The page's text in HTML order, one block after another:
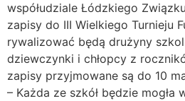
współudziale Łódzkiego
zapisy do III Wielkiego Turnieju
rywalizować będą drużyny
dziewczynki i chłopcy z
zapisy przyjmowane są do 10
– Każda ze szkół będzie mogła